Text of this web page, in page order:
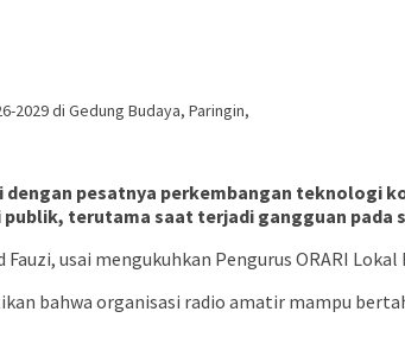
2029 di Gedung Budaya, Paringin,
pesatnya perkembangan teknologi
terutama saat terjadi gangguan pada
usai mengukuhkan Pengurus ORARI
bahwa organisasi radio amatir mampu